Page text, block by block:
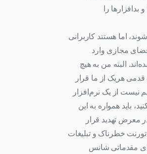
را
اما هستند کاربرانی
مجازی وارد
البته من به هیچ
هریک از ما قرار
نیست از یک نرم‌افزار
باید همواره به این
معرض تهدید قرار
خطرناک و تبلیغات
مقدماتی شانس